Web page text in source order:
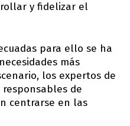
y fidelizar el
para ello se ha
más
los expertos de
de
centrarse en las